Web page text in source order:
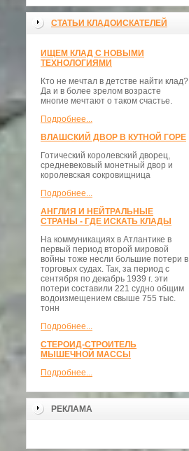
СТАТЬИ КЛАДОИСКАТЕЛЕЙ
ИЩЕМ КЛАД С НОВЫМИ
ТЕХНОЛОГИЯМИ
Кто не мечтал в детстве найти клад?
Да и в более зрелом возрасте
многие мечтают о таком счастье.
Подробнее...
ВЛАШСКИЙ ДВОР В КУТНОЙ ГОРЕ
Готический королевский дворец,
средневековый монетный двор и
королевская сокровищница
Подробнее...
АНГЛИЯ И НЕЙТРАЛЬНЫЕ
СТРАНЫ - ГДЕ ИСКАТЬ КЛАДЫ
На коммуникациях в Атлантике в
первый период второй мировой
войны тоже несли большие потери в
торговых судах. Так, за период с
сентября по декабрь 1939 г. эти
потери составили 221 судно общим
водоизмещением свыше 755 тыс.
тонн
Подробнее...
СТЕРОИД-СТРОИТЕЛЬ
МЫШЕЧНОЙ МАССЫ
Подробнее...
РЕКЛАМА